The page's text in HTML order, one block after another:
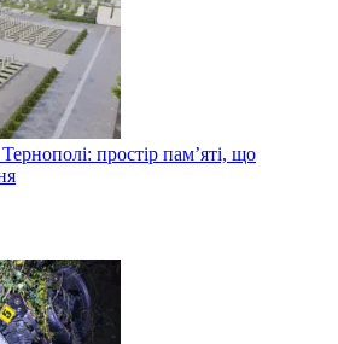
простір пам’яті, що